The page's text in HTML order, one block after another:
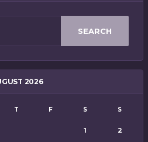
SEARCH
2026
T F S S
1 2